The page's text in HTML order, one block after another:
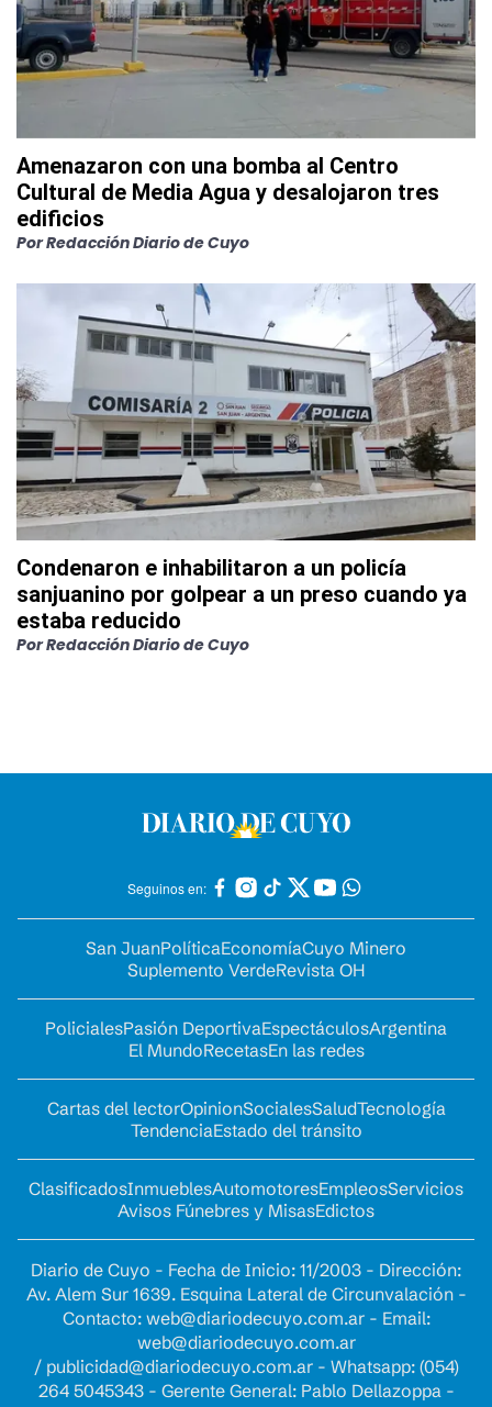
Amenazaron con una bomba al Centro
Cultural de Media Agua y desalojaron tres
edificios
PorRedacción Diario de Cuyo
Condenaron e inhabilitaron a un policía
sanjuanino por golpear a un preso cuando ya
estaba reducido
PorRedacción Diario de Cuyo
Seguinos en:
San JuanPolíticaEconomíaCuyo Minero
Suplemento VerdeRevista OH
PolicialesPasión DeportivaEspectáculosArgentina
El MundoRecetasEn las redes
Cartas del lectorOpinionSocialesSaludTecnología
TendenciaEstado del tránsito
ClasificadosInmueblesAutomotoresEmpleosServicios
Avisos Fúnebres y MisasEdictos
Diario de Cuyo - Fecha de Inicio: 11/2003 - Dirección:
Av. Alem Sur 1639. Esquina Lateral de Circunvalación -
Contacto: web@diariodecuyo.com.ar- Email:
web@diariodecuyo.com.ar
/ publicidad@diariodecuyo.com.ar- Whatsapp: (054)
264 5045343 - Gerente General: Pablo Dellazoppa -